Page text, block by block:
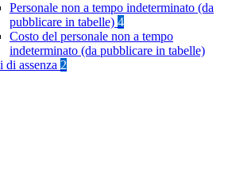
Personale non a tempo indeterminato (da
pubblicare in tabelle) 4
Costo del personale non a tempo
indeterminato (da pubblicare in tabelle)
di assenza 2